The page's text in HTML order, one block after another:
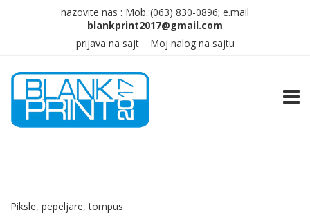
nazovite nas : Mob.:(063) 830-0896; e.mail
prijava na sajt Moj nalog na sajtu
Piksle, pepeljare, tompus